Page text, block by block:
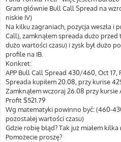
Gram głównie Bull Call Spread na
niskie IV)
Na kilku zagraniach, pozycja weszła i
Call), zamknąłem spreada dużo
dużo wartości czasu) i zysk był dużo
profile na IB.
Konkret:
APP Bull Call Spread 430/460, Oct 17,
Spreada kupiłem 20.08, przy kurise
Zamknąłem wczoraj 26.08 przy kursie
Profit $521.79
Wg matematyki powinno być: (460-
pozostałej wartości czasu)
Gdzie robię błąd? Tak już miałem kilka
Pomożecie proszę?